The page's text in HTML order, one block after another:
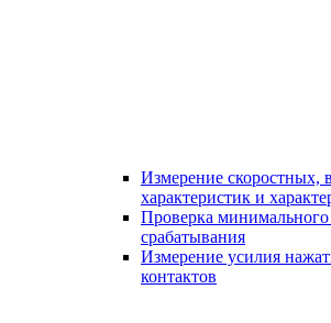
Измерение скоростных,
характеристик и
Проверка
срабатывания
Измерение усилия
контактов